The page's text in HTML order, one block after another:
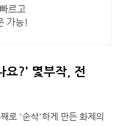
르고
가능!
요?' 몇부작, 전
로 '순삭'하게 만든 화제의